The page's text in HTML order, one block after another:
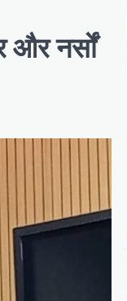
नर्सों